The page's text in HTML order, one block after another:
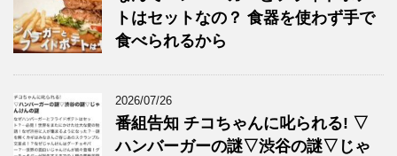
トはセットなの？ 食器を使わず手で
食べられるから
2026/07/26
番組告知 チコちゃんに叱られる! ▽
ハンバーガーの謎▽渋谷の謎▽じゃ